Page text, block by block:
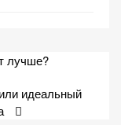
лучше?
идеальный